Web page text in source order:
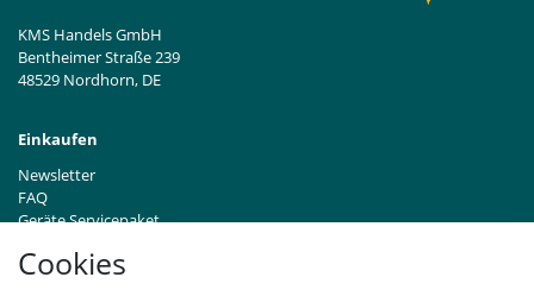
Cookies
KMS Handels GmbH
Bentheimer Straße 239
48529 Nordhorn, DE
Einkaufen
Newsletter
FAQ
Geräte Servicepaket
Händleranfragen B2B